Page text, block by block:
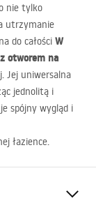
nie tylko
utrzymanie
do całości W
otworem na
Jej uniwersalna
jednolitą i
spójny wygląd i
łazience.